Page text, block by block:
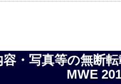
容・写真等の無断
MWE